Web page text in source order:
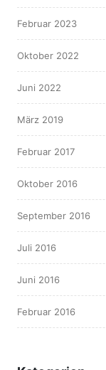
Februar 2023
Oktober 2022
Juni 2022
März 2019
Februar 2017
Oktober 2016
September 2016
Juli 2016
Juni 2016
Februar 2016